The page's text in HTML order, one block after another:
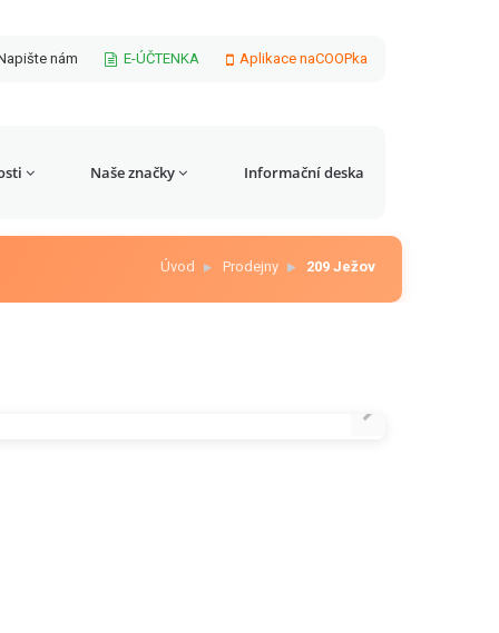
nám E-ÚČTENKA Aplikace naCOOPka
Naše značky Informační deska
Úvod Prodejny 209 Ježov